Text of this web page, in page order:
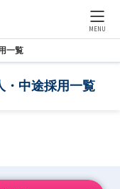
MENU
一覧
・中途採用一覧